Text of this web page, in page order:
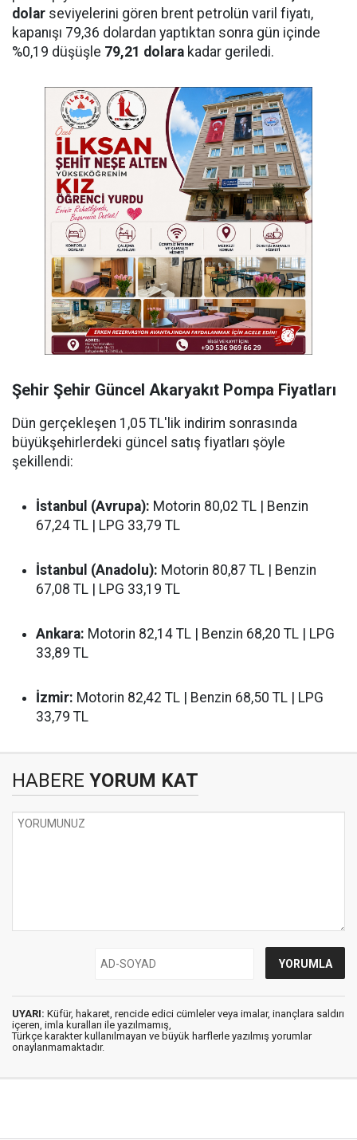
dolar seviyelerini gören brent petrolün varil fiyatı,
kapanışı 79,36 dolardan yaptıktan sonra gün içinde
%0,19 düşüşle 79,21 dolara kadar geriledi.
Şehir Şehir Güncel Akaryakıt Pompa Fiyatları
Dün gerçekleşen 1,05 TL'lik indirim sonrasında
büyükşehirlerdeki güncel satış fiyatları şöyle
şekillendi:
İstanbul (Avrupa): Motorin 80,02 TL | Benzin
67,24 TL | LPG 33,79 TL
İstanbul (Anadolu): Motorin 80,87 TL | Benzin
67,08 TL | LPG 33,19 TL
Ankara: Motorin 82,14 TL | Benzin 68,20 TL | LPG
33,89 TL
İzmir: Motorin 82,42 TL | Benzin 68,50 TL | LPG
33,79 TL
HABERE YORUM KAT
UYARI: Küfür, hakaret, rencide edici cümleler veya imalar, inançlara saldırı
içeren, imla kuralları ile yazılmamış,
Türkçe karakter kullanılmayan ve büyük harflerle yazılmış yorumlar
onaylanmamaktadır.